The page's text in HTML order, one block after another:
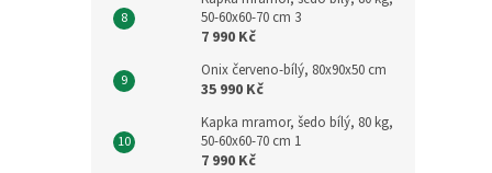
50-60x60-70 cm 3
7 990 Kč
Onix červeno-bílý, 80x90x50 cm
35 990 Kč
Kapka mramor, šedo bílý, 80 kg,
50-60x60-70 cm 1
7 990 Kč